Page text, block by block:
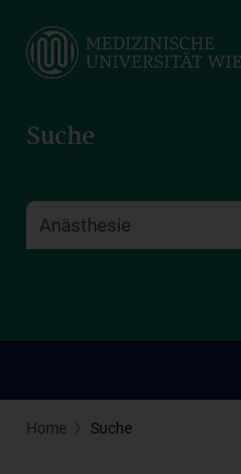
main
Suche
Home Suche